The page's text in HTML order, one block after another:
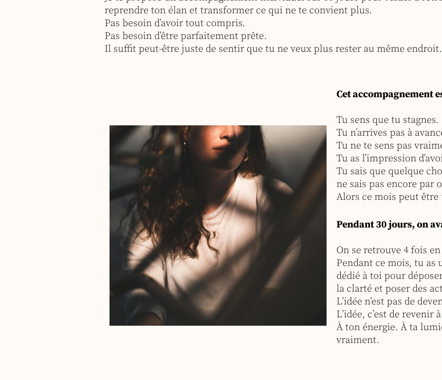
reprendre ton élan et transformer ce qui ne te convient plus.
Pas besoin d’avoir tout compris.
Pas besoin d’être parfaitement prête.
Il suffit peut-être juste de sentir que tu ne veux plus rester au même endroit.
Cet accompagnement
Tu sens que tu stagnes.
Tu n’arrives pas à
Tu ne te sens pas
Tu as l’impression
Tu sais que quelque
ne sais pas encore par
Alors ce mois peut
Pendant 30 jours, on
On se retrouve 4 fois
Pendant ce mois, tu as
dédié à toi pour
la clarté et poser des
L’idée n’est pas de
L’idée, c’est de revenir
À ton énergie. À ta
vraiment.